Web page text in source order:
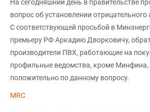
На сегодняшний день в правительстве
вопрос об установлении отрицательного
С соответствующей просьбой в
премьеру РФ Аркадию Дворковичу,
производители ПВХ, работающие на
профильные ведомства, кроме Минфина,
положительно по данному вопросу.
MRC